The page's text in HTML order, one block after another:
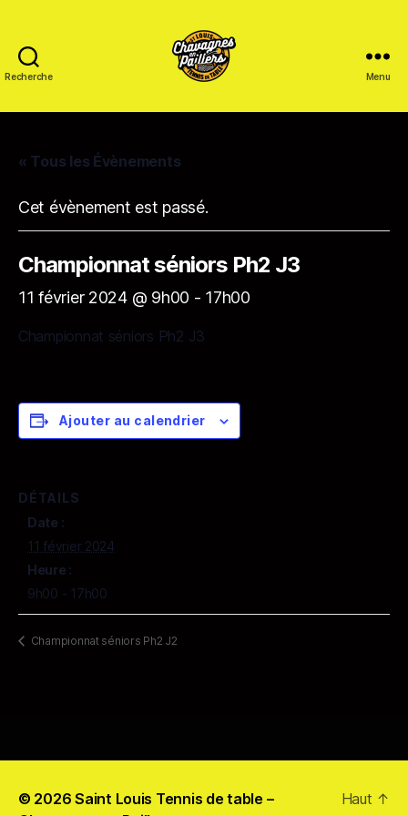
Recherche
Louis
Chavagnes
en
Paillers
Menu
« Tous les Évènements
Cet évènement est passé.
Championnat séniors Ph2 J3
11 février 2024 @ 9h00 - 17h00
Championnat séniors Ph2 J3
Ajouter au calendrier
DÉTAILS
Date :
11 février 2024
Heure :
9h00 - 17h00
Championnat séniors Ph2 J2
© 2026Saint Louis Tennis de table –
Haut ↑